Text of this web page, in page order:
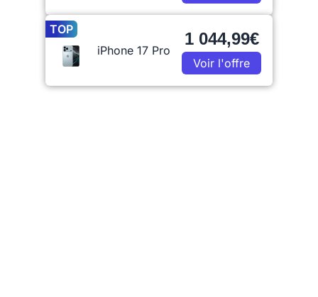
TOP
iPhone 17 Pro
1 044,99€
Voir l'offre